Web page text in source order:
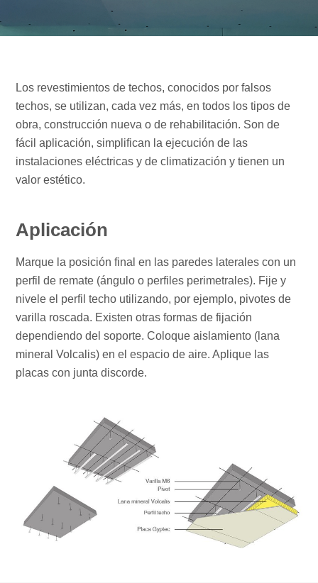
Los revestimientos de techos, conocidos por falsos
techos, se utilizan, cada vez más, en todos los tipos de
obra, construcción nueva o de rehabilitación. Son de
fácil aplicación, simplifican la ejecución de las
instalaciones eléctricas y de climatización y tienen un
valor estético.
Aplicación
Marque la posición final en las paredes laterales con un
perfil de remate (ángulo o perfiles perimetrales). Fije y
nivele el perfil techo utilizando, por ejemplo, pivotes de
varilla roscada. Existen otras formas de fijación
dependiendo del soporte. Coloque aislamiento (lana
mineral Volcalis) en el espacio de aire. Aplique las
placas con junta discorde.